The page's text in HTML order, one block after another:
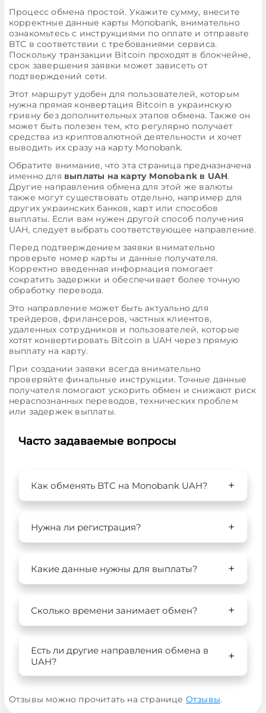
Процесс обмена простой. Укажите сумму, внесите
корректные данные карты Monobank, внимательно
ознакомьтесь с инструкциями по оплате и отправьте
BTC в соответствии с требованиями сервиса.
Поскольку транзакции Bitcoin проходят в блокчейне,
срок завершения заявки может зависеть от
подтверждений сети.
Этот маршрут удобен для пользователей, которым
нужна прямая конвертация Bitcoin в украинскую
гривну без дополнительных этапов обмена. Также он
может быть полезен тем, кто регулярно получает
средства из криптовалютной деятельности и хочет
выводить их сразу на карту Monobank.
Обратите внимание, что эта страница предназначена
именно для выплаты на карту Monobank в UAH.
Другие направления обмена для этой же валюты
также могут существовать отдельно, например для
других украинских банков, карт или способов
выплаты. Если вам нужен другой способ получения
UAH, следует выбрать соответствующее направление.
Перед подтверждением заявки внимательно
проверьте номер карты и данные получателя.
Корректно введенная информация помогает
сократить задержки и обеспечивает более точную
обработку перевода.
Это направление может быть актуально для
трейдеров, фрилансеров, частных клиентов,
удаленных сотрудников и пользователей, которые
хотят конвертировать Bitcoin в UAH через прямую
выплату на карту.
При создании заявки всегда внимательно
проверяйте финальные инструкции. Точные данные
получателя помогают ускорить обмен и снижают риск
нераспознанных переводов, технических проблем
или задержек выплаты.
Часто задаваемые вопросы
Как обменять BTC на Monobank UAH?
Нужна ли регистрация?
Какие данные нужны для выплаты?
Сколько времени занимает обмен?
Есть ли другие направления обмена в
UAH?
Отзывы можно прочитать на странице Отзывы.